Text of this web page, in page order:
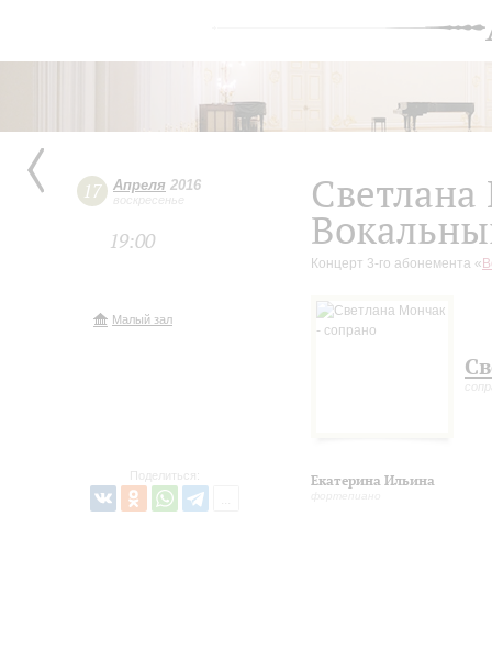
17 Апреля 2016
воскресенье
19:00
Малый зал
Поделиться:
Концерт 3-го абонемента «
Екатерина Ильина